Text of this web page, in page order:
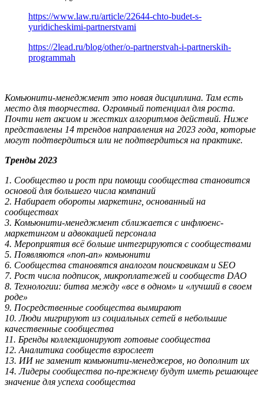
https://www.law.ru/article/22644-chto-budet-s-
yuridicheskimi-partnerstvami
https://2lead.ru/blog/other/o-partnerstvah-i-partnerskih-
programmah
Комьюнити-менеджмент это новая дисциплина. Там есть
место для творчества. Огромный потенциал для роста.
Почти нет аксиом и жестких алгоритмов действий. Ниже
представлены 14 трендов направления на 2023 года, которые
могут подтвердиться или не подтвердиться на практике.
Тренды 2023
1. Сообщество и рост при помощи сообщества становится
основой для большего числа компаний
2. Набирает обороты маркетинг, основанный на
сообществах
3. Комьюнити-менеджмент сближается с инфлюенс-
маркетингом и адвокацией персонала
4. Мероприятия всё больше интегрируются с сообществами
5. Появляются «поп-ап» комьюнити
6. Сообщества становятся аналогом поисковикам и SEO
7. Рост числа подписок, микроплатежей и сообществ DAO
8. Технологии: битва между «все в одном» и «лучший в своем
роде»
9. Посредственные сообщества вымирают
10. Люди мигрируют из социальных сетей в небольшие
качественные сообщества
11. Бренды коллекционируют готовые сообщества
12. Аналитика сообществ взрослеет
13. ИИ не заменит комьюнити-менеджеров, но дополнит их
14. Лидеры сообщества по-прежнему будут иметь решающее
значение для успеха сообщества